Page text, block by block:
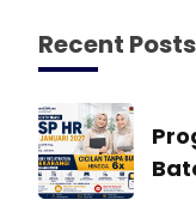
Recent Posts
SDM